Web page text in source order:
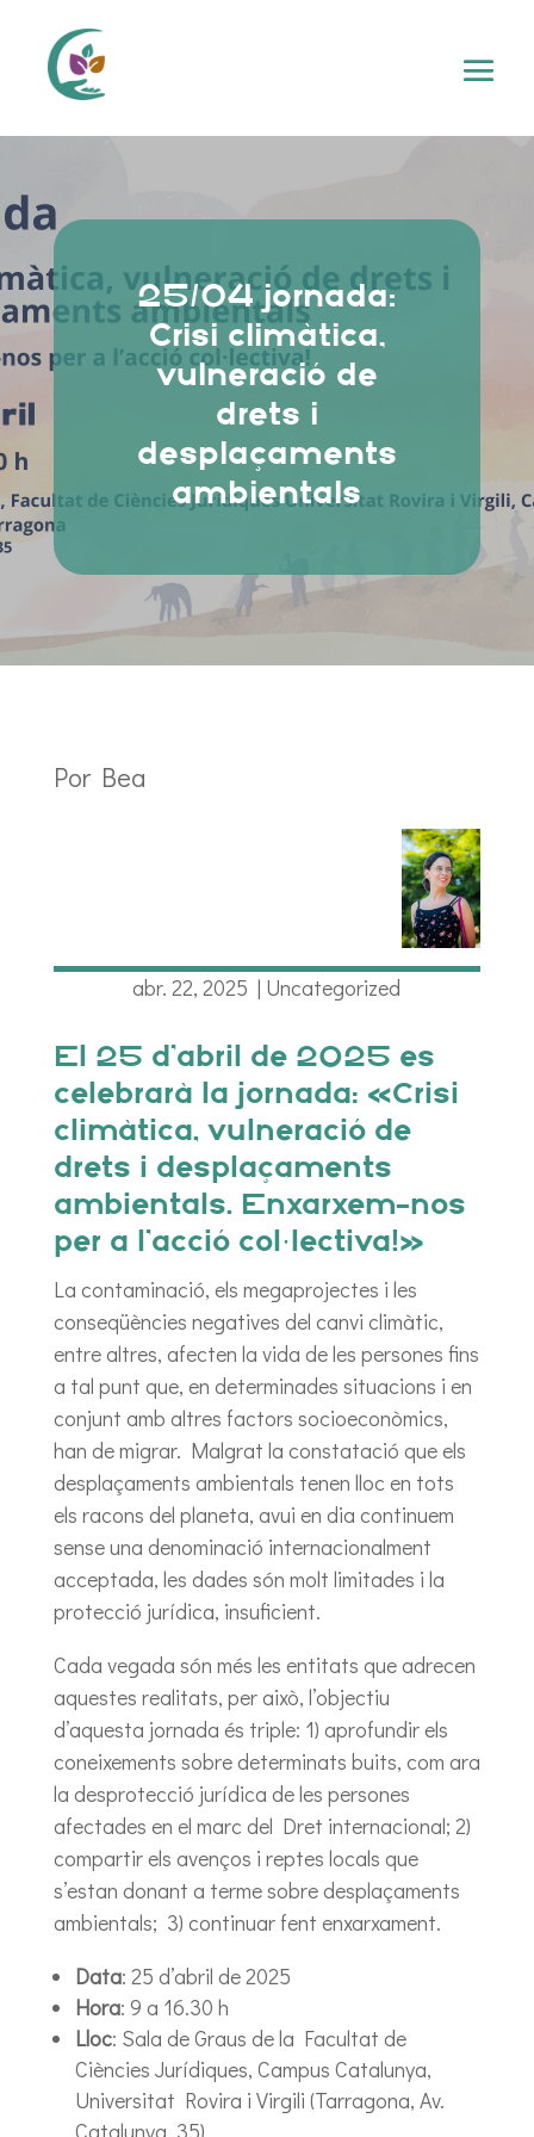
25/04 jornada:
Crisi climàtica,
vulneració de
drets i
desplaçaments
ambientals
Por Bea
abr. 22, 2025 | Uncategorized
El 25 d’abril de 2025 es
celebrarà la jornada: «Crisi
climàtica, vulneració de
drets i desplaçaments
ambientals. Enxarxem-nos
per a l’acció col·lectiva!»
La contaminació, els megaprojectes i les
conseqüències negatives del canvi climàtic,
entre altres, afecten la vida de les persones fins
a tal punt que, en determinades situacions i en
conjunt amb altres factors socioeconòmics,
han de migrar. Malgrat la constatació que els
desplaçaments ambientals tenen lloc en tots
els racons del planeta, avui en dia continuem
sense una denominació internacionalment
acceptada, les dades són molt limitades i la
protecció jurídica, insuficient.
Cada vegada són més les entitats que adrecen
aquestes realitats, per això, l’objectiu
d’aquesta jornada és triple: 1) aprofundir els
coneixements sobre determinats buits, com ara
la desprotecció jurídica de les persones
afectades en el marc del Dret internacional; 2)
compartir els avenços i reptes locals que
s’estan donant a terme sobre desplaçaments
ambientals; 3) continuar fent enxarxament.
Data: 25 d’abril de 2025
Hora: 9 a 16.30 h
Lloc: Sala de Graus de la Facultat de
Ciències Jurídiques, Campus Catalunya,
Universitat Rovira i Virgili (Tarragona, Av.
Catalunya, 35)